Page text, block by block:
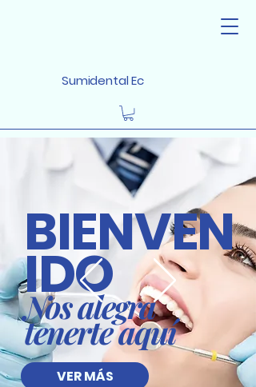
Sumidental Ec
BIENVEN
IDO
Nos alegra
tenerte aquí
VER MÁS